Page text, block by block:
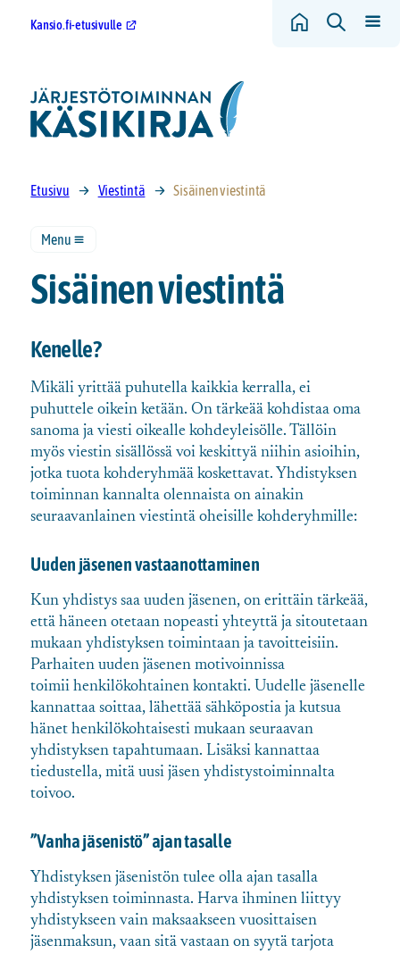
Kansio.fi-etusivulle
Etusivu Viestintä Sisäinen viestintä
Menu
Sisäinen viestintä
Kenelle?
Mikäli yrittää puhutella kaikkia kerralla, ei
puhuttele oikein ketään. On tärkeää kohdistaa oma
sanoma ja viesti oikealle kohdeyleisölle. Tällöin
myös viestin sisällössä voi keskittyä niihin asioihin,
jotka tuota kohderyhmää koskettavat. Yhdistyksen
toiminnan kannalta olennaista on ainakin
seuraavanlainen viestintä oheisille kohderyhmille:
Uuden jäsenen vastaanottaminen
Kun yhdistys saa uuden jäsenen, on erittäin tärkeää,
että häneen otetaan nopeasti yhteyttä ja sitoutetaan
mukaan yhdistyksen toimintaan ja tavoitteisiin.
Parhaiten uuden jäsenen motivoinnissa
toimii henkilökohtainen kontakti. Uudelle jäsenelle
kannattaa soittaa, lähettää sähköpostia ja kutsua
hänet henkilökohtaisesti mukaan seuraavan
yhdistyksen tapahtumaan. Lisäksi kannattaa
tiedustella, mitä uusi jäsen yhdistystoiminnalta
toivoo.
”Vanha jäsenistö” ajan tasalle
Yhdistyksen jäsenistön tulee olla ajan tasalla
yhdistyksen toiminnasta. Harva ihminen liittyy
yhdistykseen vain maksaakseen vuosittaisen
jäsenmaksun, vaan sitä vastaan on syytä tarjota